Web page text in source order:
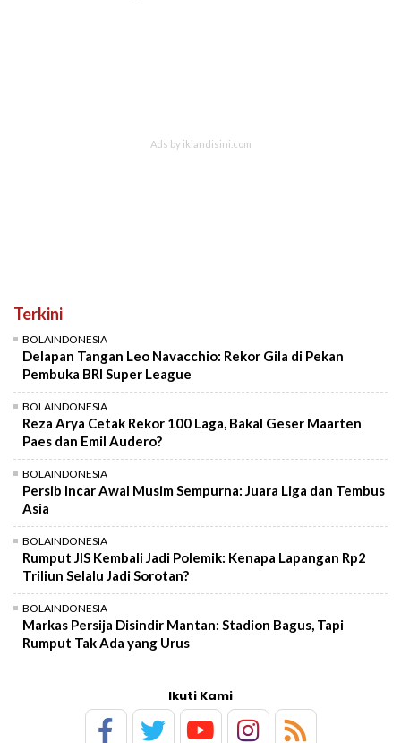
Terkini
BOLAINDONESIA
Delapan Tangan Leo Navacchio: Rekor Gila di Pekan
Pembuka BRI Super League
BOLAINDONESIA
Reza Arya Cetak Rekor 100 Laga, Bakal Geser Maarten
Paes dan Emil Audero?
BOLAINDONESIA
Persib Incar Awal Musim Sempurna: Juara Liga dan Tembus
Asia
BOLAINDONESIA
Rumput JIS Kembali Jadi Polemik: Kenapa Lapangan Rp2
Triliun Selalu Jadi Sorotan?
BOLAINDONESIA
Markas Persija Disindir Mantan: Stadion Bagus, Tapi
Rumput Tak Ada yang Urus
Ikuti Kami